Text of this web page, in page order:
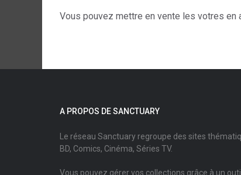
Vous pouvez mettre en vente les votres en
A PROPOS DE SANCTUARY
Le réseau Sanctuary regroupe des sites
BD, Comics, Cinéma, Séries TV.
Vous pouvez gérer vos collections grâce à un